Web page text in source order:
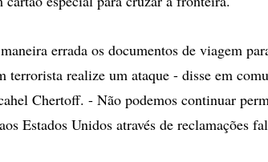
errada os documentos de viagem
terrorista realize um ataque - disse em
Chertoff. - Não podemos continuar
Estados Unidos através de reclamações